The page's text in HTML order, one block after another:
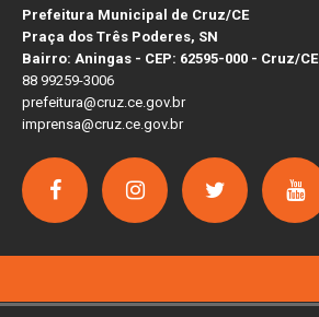
Prefeitura Municipal de Cruz/CE
Praça dos Três Poderes, SN
Bairro: Aningas - CEP: 62595-000 - Cruz/CE
88 99259-3006
prefeitura@cruz.ce.gov.br
imprensa@cruz.ce.gov.br